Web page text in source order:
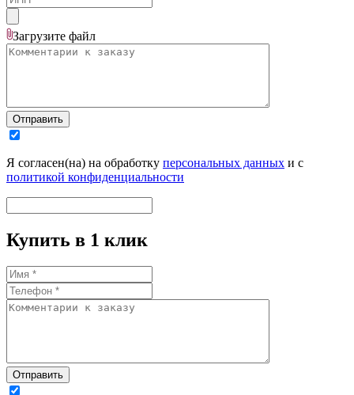
Загрузите файл
Отправить
Я согласен(на) на обработку персональных данных и с
политикой конфиденциальности
Купить в 1 клик
Отправить